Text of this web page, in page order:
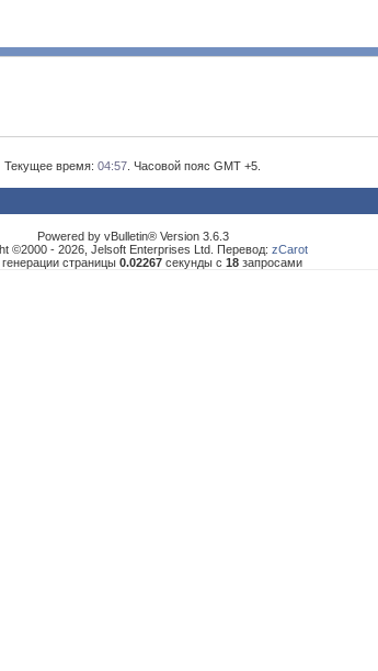
Текущее время: 04:57 . Часовой пояс GMT +5.
Powered by vBulletin® Version 3.6.3
©2000 - 2026, Jelsoft Enterprises Ltd. Перевод: zCarot
страницы 0.02267 секунды с 18 запросами